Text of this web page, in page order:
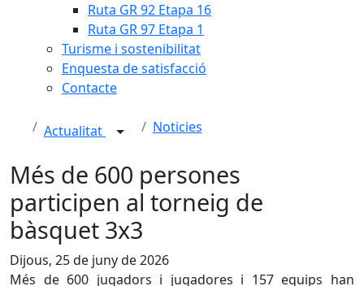
Ruta GR 92 Etapa 16
Ruta GR 97 Etapa 1
Turisme i sostenibilitat
Enquesta de satisfacció
Contacte
Actualitat Noticies
Més de 600 persones
participen al torneig de
bàsquet 3x3
Dijous, 25 de juny de 2026
Més de 600 jugadors i jugadores i 157 equips han